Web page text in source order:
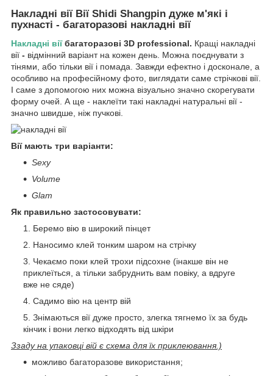
Накладні вії Вії Shidi Shangpin дуже м'які і
пухнасті - багаторазові накладні вії
Накладні віїбагаторазові 3D professional. Кращі накладні
вії - відмінний варіант на кожен день. Можна поєднувати з
тінями, або тільки вії і помада. Завжди ефектно і досконале, а
особливо на професійному фото, виглядати саме стрічкові вії.
І саме з допомогою них можна візуально значно скорегувати
форму очей. А ще - наклеїти такі накладні натуральні вії -
значно швидше, ніж пучкові.
Вії мають три варіанти:
Sexy
Volume
Glam
Як правильно застосовувати:
Беремо вію в широкий пінцет
Наносимо клей тонким шаром на стрічку
Чекаємо поки клей трохи підсохне (інакше він не
приклеїться, а тільки забруднить вам повіку, а вдруге
вже не сяде)
Садимо вію на центр вій
Знімаються вії дуже просто, злегка тягнемо їх за будь
кінчик і вони легко відходять від шкіри
Ззаду на упаковці вій є схема для їх приклеювання.)
можливо багаторазове використання;